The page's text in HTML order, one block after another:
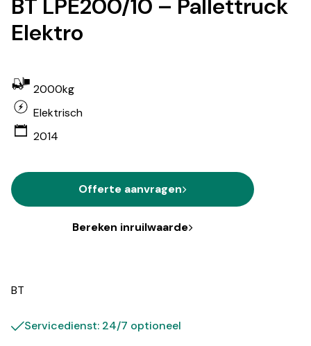
BT LPE200/10 – Pallettruck
Elektro
2000kg
Elektrisch
2014
Offerte aanvragen
Bereken inruilwaarde
BT
Servicedienst: 24/7 optioneel